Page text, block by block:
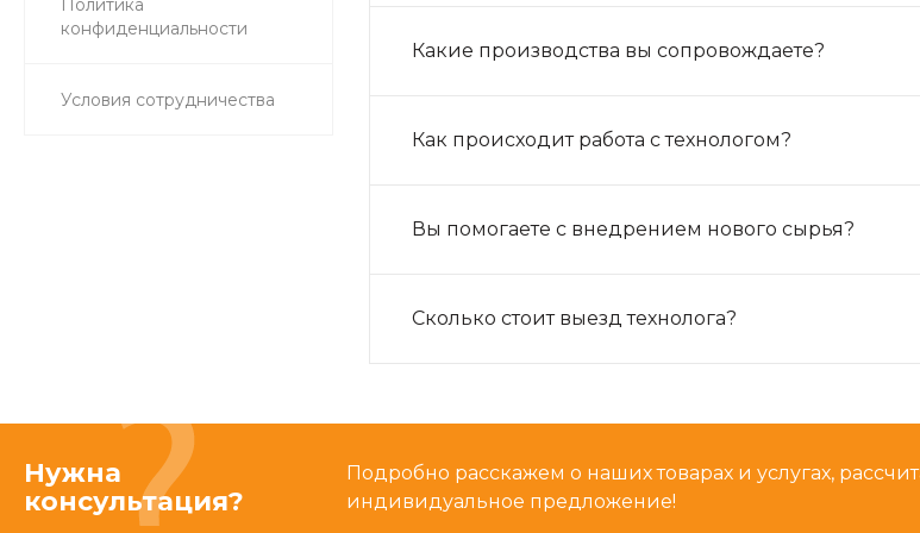
Политика
конфиденциальности
Условия сотрудничества
Какие производства вы сопровождаете?
Как происходит работа с технологом?
Вы помогаете с внедрением нового сырья?
Сколько стоит выезд технолога?
Нужна
консультация?
Подробно расскажем о наших товарах и услугах,
индивидуальное предложение!